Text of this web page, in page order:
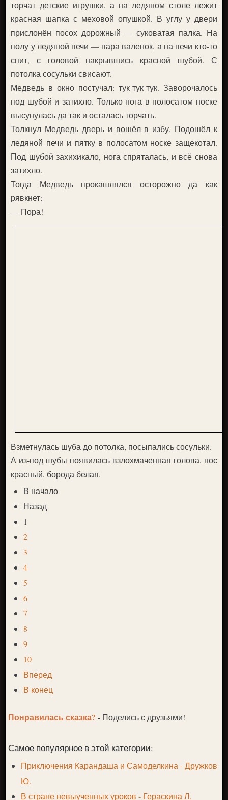
торчат детские игрушки, а на ледяном столе лежит
красная шапка с меховой опушкой. В углу у двери
прислонён посох дорожный — суковатая палка. На
полу у ледяной печи — пара валенок, а на печи кто-то
спит, с головой накрывшись красной шубой. С
потолка сосульки свисают.
Медведь в окно постучал: тук-тук-тук. Заворочалось
под шубой и затихло. Только нога в полосатом носке
высунулась да так и осталась торчать.
Толкнул Медведь дверь и вошёл в избу. Подошёл к
ледяной печи и пятку в полосатом носке защекотал.
Под шубой захихикало, нога спряталась, и всё снова
затихло.
Тогда Медведь прокашлялся осторожно да как
рявкнет:
— Пора!
Взметнулась шуба до потолка, посыпались сосульки.
А из-под шубы появилась взлохмаченная голова, нос
красный, борода белая.
В начало
Назад
1
2
3
4
5
6
7
8
9
10
Вперед
В конец
Понравилась сказка?- Поделись с друзьями!
Самое популярное в этой категории:
Приключения Карандаша и Самоделкина - Дружков
Ю.
В стране невыученных уроков - Гераскина Л.